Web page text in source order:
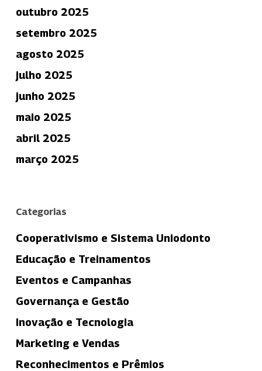
outubro 2025
setembro 2025
agosto 2025
julho 2025
junho 2025
maio 2025
abril 2025
março 2025
Categorias
Cooperativismo e Sistema Uniodonto
Educação e Treinamentos
Eventos e Campanhas
Governança e Gestão
Inovação e Tecnologia
Marketing e Vendas
Reconhecimentos e Prêmios